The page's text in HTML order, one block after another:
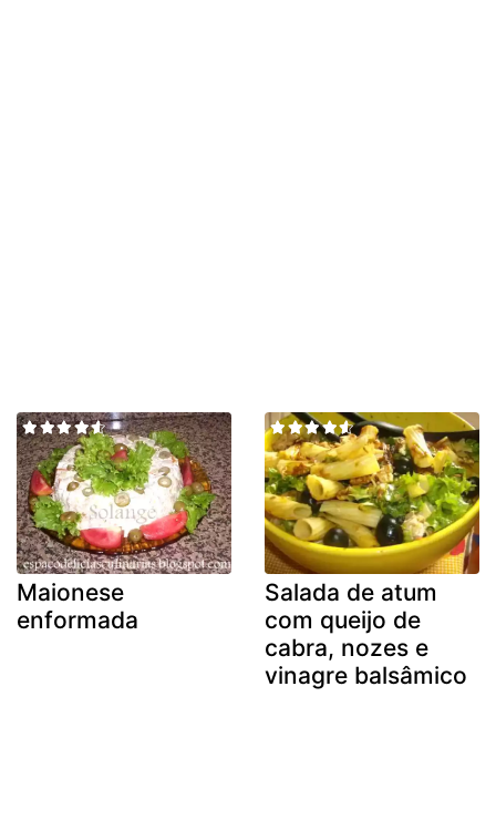
Maionese
enformada
Salada de atum
com queijo de
cabra, nozes e
vinagre balsâmico